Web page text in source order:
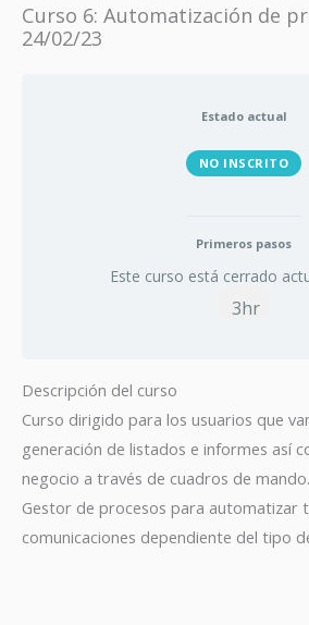
Curso 6: Automatización de
24/02/23
Estado actual
NO INSCRITO
Primeros pasos
Este curso está cerrado
3hr
Descripción del curso
Curso dirigido para los usuarios que
generación de listados e informes así
negocio a través de cuadros de
Gestor de procesos para automatizar
comunicaciones dependiente del tipo